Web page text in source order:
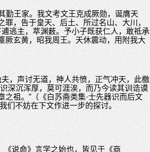
勤王家。我文考文王克成厥勋，诞膺天
，告于皇天、后土、所过名山、大川，
逃主，萃渊薮。予小子既获仁人，敢祗承
厥玄黄，昭我周王。天休震动，用附我大
，声讨无道，神人共愤，正气冲天，此檄
深沉浑厚，莫可涯涘，而乃今读其训诰谟
祖。”（《白苏斋类集·士先器识而后文
们不妨在下文作进一步的探讨。
《说命》言学之始也，皆见于《商